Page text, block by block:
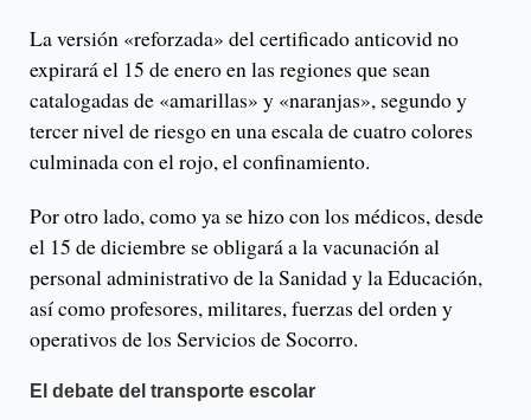
La versión «reforzada» del certificado anticovid no
expirará el 15 de enero en las regiones que sean
catalogadas de «amarillas» y «naranjas», segundo y
tercer nivel de riesgo en una escala de cuatro colores
culminada con el rojo, el confinamiento.
Por otro lado, como ya se hizo con los médicos, desde
el 15 de diciembre se obligará a la vacunación al
personal administrativo de la Sanidad y la Educación,
así como profesores, militares, fuerzas del orden y
operativos de los Servicios de Socorro.
El debate del transporte escolar